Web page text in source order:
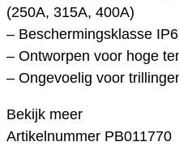
(250A, 315A, 400A)
– Beschermingsklasse
– Ontworpen voor hoge
– Ongevoelig voor
Bekijk meer
Artikelnummer PB011770